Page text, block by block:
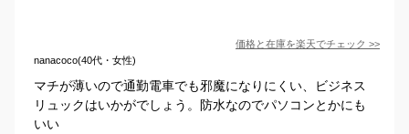
価格と在庫を楽天でチェック >>
nanacoco(40代・女性)
マチが薄いので通勤電車でも邪魔になりにくい、ビジネス
リュックはいかがでしょう。防水なのでパソコンとかにも
いい